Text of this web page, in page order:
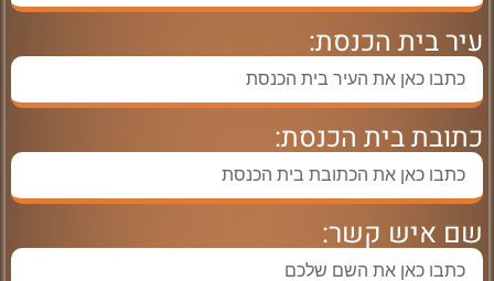
עיר בית הכנסת:
כתובת בית הכנסת:
שם איש קשר: